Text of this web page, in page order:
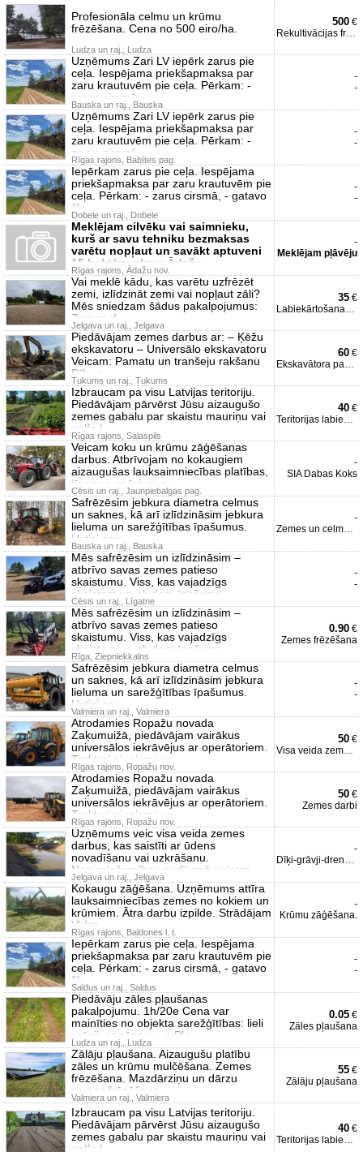
Profesionāla celmu un krūmu
frēzēšana. Cena no 500 eiro/ha.
Ludza un raj., Ludza
500 €
Rekultivācijas frēzēšana
Uzņēmums Zari LV iepērk zarus pie
ceļa. Iespējama priekšapmaksa par
zaru krautuvēm pie ceļa. Pērkam: -
zarus cirsmā
Bauska un raj., Bauska
-
-
Uzņēmums Zari LV iepērk zarus pie
ceļa. Iespējama priekšapmaksa par
zaru krautuvēm pie ceļa. Pērkam: -
zarus cirsmā
Rīgas rajons, Babītes pag.
-
-
Iepērkam zarus pie ceļa. Iespējama
priekšapmaksa par zaru krautuvēm pie
ceļa. Pērkam: - zarus cirsmā, - gatavo
šķ
Dobele un raj., Dobele
-
-
Meklējam cilvēku vai saimnieku,
kurš ar savu tehniku bezmaksas
varētu nopļaut un savākt aptuveni
15 hektāru pļavu Ādažu
Rīgas rajons, Ādažu nov.
-
Meklējam pļāvēju
Vai meklē kādu, kas varētu uzfrēzēt
zemi, izlīdzināt zemi vai nopļaut zāli?
Mēs sniedzam šādus pakalpojumus:
Zemes d
Jelgava un raj., Jelgava
35 €
Labiekārtošanas darbi
Piedāvājam zemes darbus ar: – Ķēžu
ekskavatoru – Universālo ekskavatoru
Veicam: Pamatu un tranšeju rakšanu
Dīķu r
Tukums un raj., Tukums
60 €
Ekskavātora pakalpojumi
Izbraucam pa visu Latvijas teritoriju.
Piedāvājam pārvērst Jūsu aizaugušo
zemes gabalu par skaistu mauriņu vai
golfa l
Rīgas rajons, Salaspils
40 €
Teritorijas labiekārtošan
Veicam koku un krūmu zāģēšanas
darbus. Atbrīvojam no kokaugiem
aizaugušas lauksaimniecības platības,
tīrumus, grāvjus, m
Cēsis un raj., Jaunpiebalgas pag.
-
SIA Dabas Koks
Safrēzēsim jebkura diametra celmus
un saknes, kā arī izlīdzināsim jebkura
lieluma un sarežģītības īpašumus.
Uztici sav
Bauska un raj., Bauska
-
Zemes un celmu frēzēšana
Mēs safrēzēsim un izlīdzināsim –
atbrīvo savas zemes patieso
skaistumu. Viss, kas vajadzīgs
skaistam un gludam īpašuma
Cēsis un raj., Līgatne
-
-
Mēs safrēzēsim un izlīdzināsim –
atbrīvo savas zemes patieso
skaistumu. Viss, kas vajadzīgs
skaistam un gludam īpašuma
Rīga, Ziepniekkalns
0.90 €
Zemes frēzēšana
Safrēzēsim jebkura diametra celmus
un saknes, kā arī izlīdzināsim jebkura
lieluma un sarežģītības īpašumus.
Uztici sav
Valmiera un raj., Valmiera
-
-
Atrodamies Ropažu novada
Zaķumuižā, piedāvājam vairākus
universālos iekrāvējus ar operātoriem.
Traktori pieejami ar
Rīgas rajons, Ropažu nov.
50 €
Visa veida zemes darbi
Atrodamies Ropažu novada
Zaķumuižā, piedāvājam vairākus
universālos iekrāvējus ar operātoriem.
Traktori pieejami ar
Rīgas rajons, Ropažu nov.
50 €
Zemes darbi
Uzņēmums veic visa veida zemes
darbus, kas saistīti ar ūdens
novadīšanu vai uzkrāšanu.
Nepieciešamības gadījumā veicam
Jelgava un raj., Jelgava
-
Dīķi-grāvji-drenāža
Kokaugu zāģēšana. Uzņēmums attīra
lauksaimniecības zemes no kokiem un
krūmiem. Ātra darbu izpilde. Strādājam
Vidze
Rīgas rajons, Baldones l. t.
-
Krūmu zāģēšana.
Iepērkam zarus pie ceļa. Iespējama
priekšapmaksa par zaru krautuvēm pie
ceļa. Pērkam: - zarus cirsmā, - gatavo
šķ
Saldus un raj., Saldus
-
-
Piedāvāju zāles pļaušanas
pakalpojumu. 1h/20e Cena var
mainīties no objekta sarežģītības: lieli
grāvji, nogāzes u. c Pļa
Ludza un raj., Ludza
0.05 €
Zāles pļaušana
Zālāju pļaušana. Aizaugušu platību
zāles un krūmu mulčēšana. Zemes
frēzēšana. Mazdārziņu un dārzu
zemes frēzēšana.
Valmiera un raj., Valmiera
55 €
Zālāju pļaušana
Izbraucam pa visu Latvijas teritoriju.
Piedāvājam pārvērst Jūsu aizaugušo
zemes gabalu par skaistu mauriņu vai
golfa l
40 €
Teritorijas labiekārtošan